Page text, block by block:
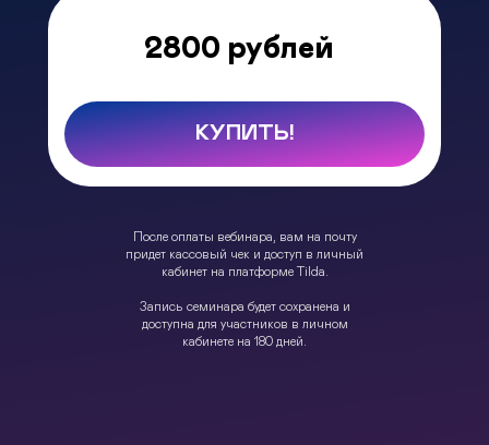
После оплаты вебинара, вам на почту
придет кассовый чек и доступ в личный
кабинет на платформе Tilda.
Запись семинара будет сохранена и
доступна для участников в личном
кабинете на 180 дней.
2800 рублей
КУПИТЬ!